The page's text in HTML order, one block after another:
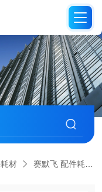
材 赛默飞 配件耗材